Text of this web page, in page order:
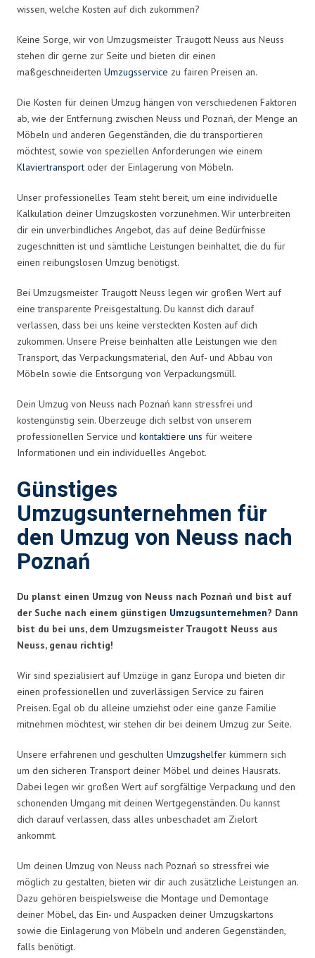
wissen, welche Kosten auf dich zukommen?
Keine Sorge, wir von Umzugsmeister Traugott Neuss aus Neuss
stehen dir gerne zur Seite und bieten dir einen
maßgeschneiderten Umzugsservice zu fairen Preisen an.
Die Kosten für deinen Umzug hängen von verschiedenen Faktoren
ab, wie der Entfernung zwischen Neuss und Poznań, der Menge an
Möbeln und anderen Gegenständen, die du transportieren
möchtest, sowie von speziellen Anforderungen wie einem
Klaviertransport oder der Einlagerung von Möbeln.
Unser professionelles Team steht bereit, um eine individuelle
Kalkulation deiner Umzugskosten vorzunehmen. Wir unterbreiten
dir ein unverbindliches Angebot, das auf deine Bedürfnisse
zugeschnitten ist und sämtliche Leistungen beinhaltet, die du für
einen reibungslosen Umzug benötigst.
Bei Umzugsmeister Traugott Neuss legen wir großen Wert auf
eine transparente Preisgestaltung. Du kannst dich darauf
verlassen, dass bei uns keine versteckten Kosten auf dich
zukommen. Unsere Preise beinhalten alle Leistungen wie den
Transport, das Verpackungsmaterial, den Auf- und Abbau von
Möbeln sowie die Entsorgung von Verpackungsmüll.
Dein Umzug von Neuss nach Poznań kann stressfrei und
kostengünstig sein. Überzeuge dich selbst von unserem
professionellen Service und kontaktiere uns für weitere
Informationen und ein individuelles Angebot.
Günstiges
Umzugsunternehmen für
den Umzug von Neuss nach
Poznań
Du planst einen Umzug von Neuss nach Poznań und bist auf
der Suche nach einem günstigen Umzugsunternehmen? Dann
bist du bei uns, dem Umzugsmeister Traugott Neuss aus
Neuss, genau richtig!
Wir sind spezialisiert auf Umzüge in ganz Europa und bieten dir
einen professionellen und zuverlässigen Service zu fairen
Preisen. Egal ob du alleine umziehst oder eine ganze Familie
mitnehmen möchtest, wir stehen dir bei deinem Umzug zur Seite.
Unsere erfahrenen und geschulten Umzugshelfer kümmern sich
um den sicheren Transport deiner Möbel und deines Hausrats.
Dabei legen wir großen Wert auf sorgfältige Verpackung und den
schonenden Umgang mit deinen Wertgegenständen. Du kannst
dich darauf verlassen, dass alles unbeschadet am Zielort
ankommt.
Um deinen Umzug von Neuss nach Poznań so stressfrei wie
möglich zu gestalten, bieten wir dir auch zusätzliche Leistungen an.
Dazu gehören beispielsweise die Montage und Demontage
deiner Möbel, das Ein- und Auspacken deiner Umzugskartons
sowie die Einlagerung von Möbeln und anderen Gegenständen,
falls benötigt.